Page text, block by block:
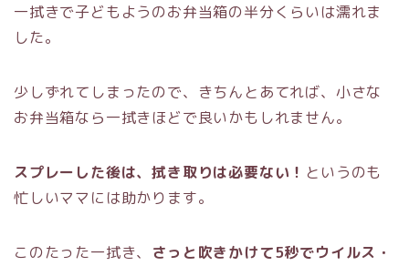
一拭きで子どもようのお弁当箱の半分くらいは濡れま
した。
少しずれてしまったので、きちんとあてれば、小さな
お弁当箱なら一拭きほどで良いかもしれません。
スプレーした後は、拭き取りは必要ない！ というのも
忙しいママには助かります。
このたった一拭き、 さっと吹きかけて5秒でウイルス・